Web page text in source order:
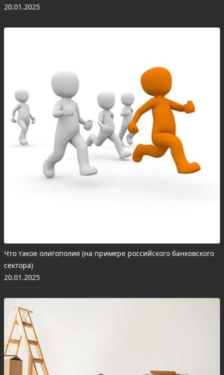
20.01.2025
Что такое олигополия (на примере российского банковского
сектора)
20.01.2025